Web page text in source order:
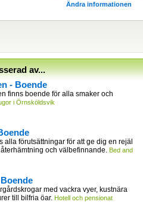
Ändra informationen
av...
- Boende
finns boende för alla smaker och
i Örnsköldsvik
alla förutsättningar för att ge dig en rejäl
och välbefinnande. Bed and
med vackra vyer, kustnära
till bilfria öar. Hotell och pensionat